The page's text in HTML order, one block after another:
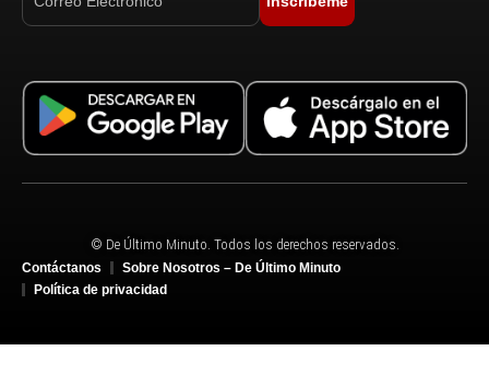
© De Último Minuto. Todos los derechos reservados.
Contáctanos
Sobre Nosotros – De Último Minuto
Política de privacidad